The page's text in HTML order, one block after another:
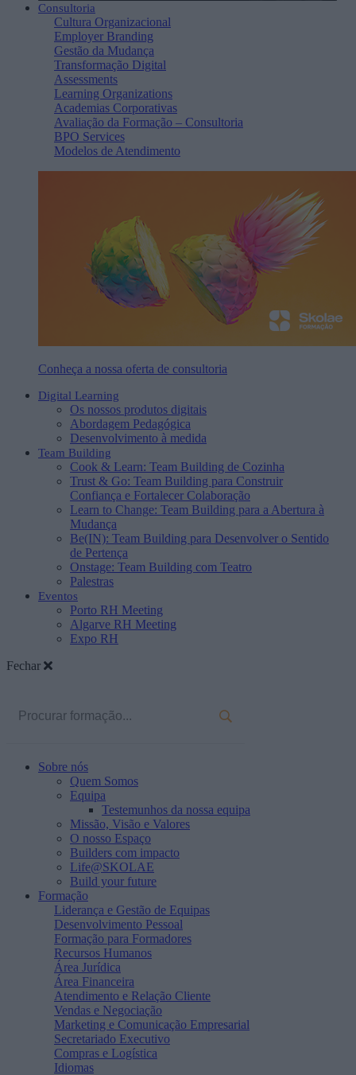
Consultoria
Cultura Organizacional
Employer Branding
Gestão da Mudança
Transformação Digital
Assessments
Learning Organizations
Academias Corporativas
Avaliação da Formação – Consultoria
BPO Services
Modelos de Atendimento
Conheça a nossa oferta de consultoria
Digital Learning
Os nossos produtos digitais
Abordagem Pedagógica
Desenvolvimento à medida
Team Building
Cook & Learn: Team Building de Cozinha
Trust & Go: Team Building para Construir
Confiança e Fortalecer Colaboração
Learn to Change: Team Building para a Abertura à
Mudança
Be(IN): Team Building para Desenvolver o Sentido
de Pertença
Onstage: Team Building com Teatro
Palestras
Eventos
Porto RH Meeting
Algarve RH Meeting
Expo RH
Fechar
Sobre nós
Quem Somos
Equipa
Testemunhos da nossa equipa
Missão, Visão e Valores
O nosso Espaço
Builders com impacto
Life@SKOLAE
Build your future
Formação
Liderança e Gestão de Equipas
Desenvolvimento Pessoal
Formação para Formadores
Recursos Humanos
Área Jurídica
Área Financeira
Atendimento e Relação Cliente
Vendas e Negociação
Marketing e Comunicação Empresarial
Secretariado Executivo
Compras e Logística
Idiomas